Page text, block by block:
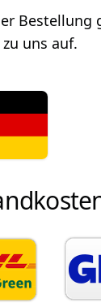
Bestellung
uns auf.